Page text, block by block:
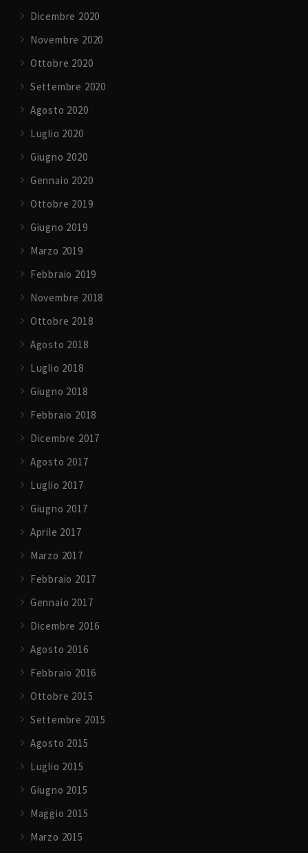
Dicembre 2020
Novembre 2020
Ottobre 2020
Settembre 2020
Agosto 2020
Luglio 2020
Giugno 2020
Gennaio 2020
Ottobre 2019
Giugno 2019
Marzo 2019
Febbraio 2019
Novembre 2018
Ottobre 2018
Agosto 2018
Luglio 2018
Giugno 2018
Febbraio 2018
Dicembre 2017
Agosto 2017
Luglio 2017
Giugno 2017
Aprile 2017
Marzo 2017
Febbraio 2017
Gennaio 2017
Dicembre 2016
Agosto 2016
Febbraio 2016
Ottobre 2015
Settembre 2015
Agosto 2015
Luglio 2015
Giugno 2015
Maggio 2015
Marzo 2015